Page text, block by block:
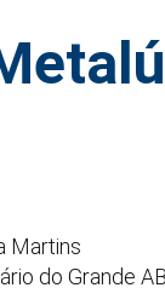
Martins
do Grande